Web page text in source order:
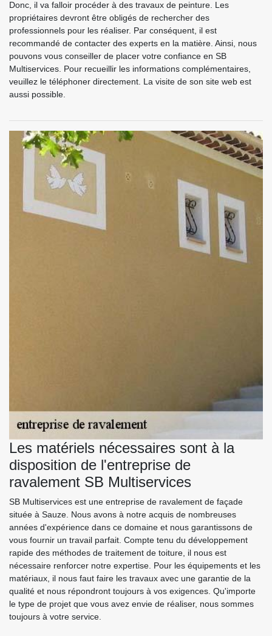
Donc, il va falloir procéder à des travaux de peinture. Les
propriétaires devront être obligés de rechercher des
professionnels pour les réaliser. Par conséquent, il est
recommandé de contacter des experts en la matière. Ainsi, nous
pouvons vous conseiller de placer votre confiance en SB
Multiservices. Pour recueillir les informations complémentaires,
veuillez le téléphoner directement. La visite de son site web est
aussi possible.
Les matériels nécessaires sont à la
disposition de l'entreprise de
ravalement SB Multiservices
SB Multiservices est une entreprise de ravalement de façade
située à Sauze. Nous avons à notre acquis de nombreuses
années d'expérience dans ce domaine et nous garantissons de
vous fournir un travail parfait. Compte tenu du développement
rapide des méthodes de traitement de toiture, il nous est
nécessaire renforcer notre expertise. Pour les équipements et les
matériaux, il nous faut faire les travaux avec une garantie de la
qualité et nous répondront toujours à vos exigences. Qu'importe
le type de projet que vous avez envie de réaliser, nous sommes
toujours à votre service.